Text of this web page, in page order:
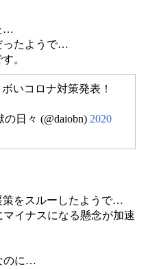
…
ったようで…
。
いコロナ対策発表！
日々 (@daiobn) 2020
策をスルーしたようで…
マイナスになる懸念が加速
のに…